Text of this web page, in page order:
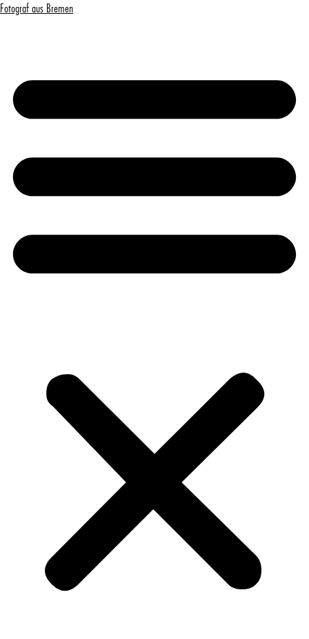
Fotograf aus Bremen